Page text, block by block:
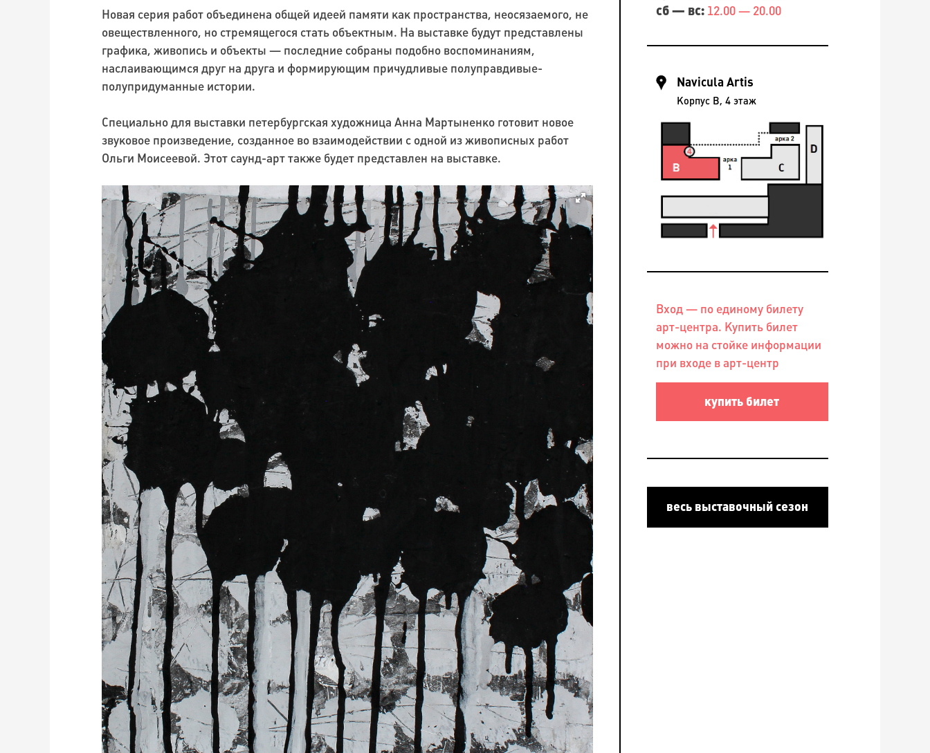
Новая серия работ объединена общей идеей памяти как пространства, неосязаемого, не
овеществленного, но стремящегося стать объектным. На выставке будут представлены
графика, живопись и объекты — последние собраны подобно воспоминаниям,
наслаивающимся друг на друга и формирующим причудливые полуправдивые-
полупридуманные истории.
Специально для выставки петербургская художница Анна Мартыненко готовит новое
звуковое произведение, созданное во взаимодействии с одной из живописных работ
Ольги Моисеевой. Этот саунд-арт также будет представлен на выставке.
сб — вс: 12.00 — 20.00
Navicula Artis
Корпус B, 4 этаж
Вход — по единому билету
арт-центра. Купить билет
можно на стойке информации
при входе в арт-центр
купить билет
весь выставочный сезон